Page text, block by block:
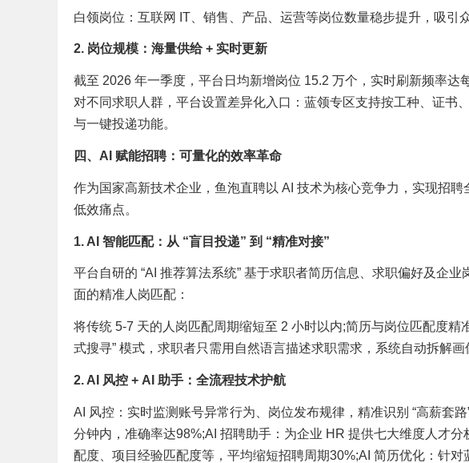
白领岗位：互联网 IT、销售、产品、运营等岗位数量稳步提升，吸引
2. 岗位规模：海量供给 + 实时更新
截至 2026 年一季度，平台日均新增岗位 15.2 万个，实时刷新频率达
对不同求职人群，平台设置差异化入口：蓝领专区支持按工种、证书
与一键投递功能。
四、AI 赋能招聘：可量化的效率革命
作为国家高新技术企业，鱼泡直聘以 AI 技术为核心竞争力，实现招
低效痛点。
1. AI 智能匹配：从 “盲目投递” 到 “精准对接”
平台自研的 “AI 推荐算法系统” 基于求职者简历信息、求职偏好及企
面的精准人岗匹配：
将传统 5-7 天的人岗匹配周期缩短至 2 小时以内;简历与岗位匹配度精
式搜寻” 模式，求职者只需用自然语言描述求职需求，系统自动拆解画
2. AI 风控 + AI 助手：全流程技术护航
AI 风控：实时监测账号异常行为、岗位发布规律，精准识别 “高薪套
分钟内，准确率达98%;AI 招聘助手：为企业 HR 提供七大维度人才
配度、项目经验匹配度等，平均缩短招聘周期30%;AI 简历优化：针对